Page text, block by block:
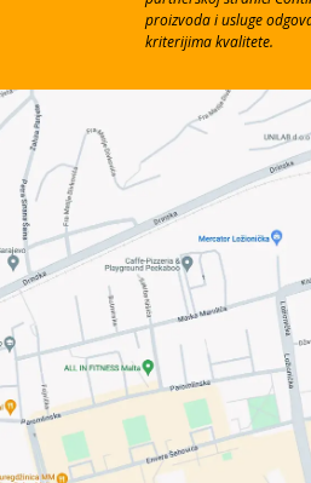
proizvoda i usluge
kriterijima kvalitete.